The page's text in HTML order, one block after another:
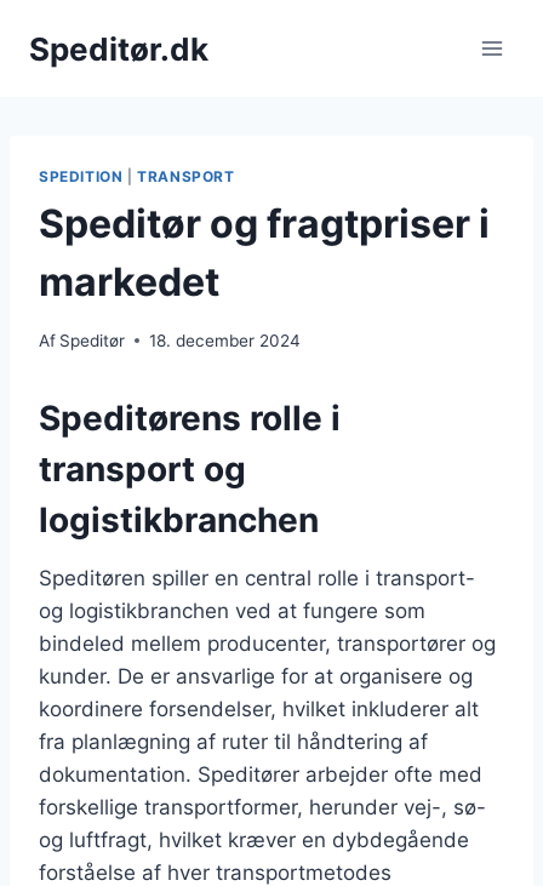
Speditør.dk
SPEDITION |TRANSPORT
Speditør og fragtpriser i
markedet
Af Speditør 18. december 2024
Speditørens rolle i
transport og
logistikbranchen
Speditøren spiller en central rolle i transport-
og logistikbranchen ved at fungere som
bindeled mellem producenter, transportører og
kunder. De er ansvarlige for at organisere og
koordinere forsendelser, hvilket inkluderer alt
fra planlægning af ruter til håndtering af
dokumentation. Speditører arbejder ofte med
forskellige transportformer, herunder vej-, sø-
og luftfragt, hvilket kræver en dybdegående
forståelse af hver transportmetodes